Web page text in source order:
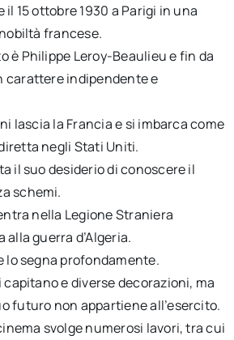
il 15 ottobre 1930 a Parigi in una
francese.
è Philippe Leroy-Beaulieu e fin da
carattere indipendente e
lascia la Francia e si imbarca come
negli Stati Uniti.
il suo desiderio di conoscere il
schemi.
nella Legione Straniera
guerra d’Algeria.
lo segna profondamente.
e diverse decorazioni, ma
futuro non appartiene all’esercito.
svolge numerosi lavori, tra cui